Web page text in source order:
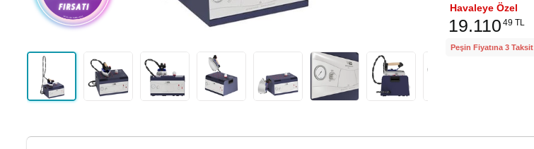
Havaleye Özel
19.110 49 TL
Peşin Fiyatına 3 Taksit